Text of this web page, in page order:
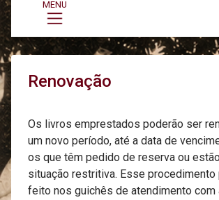
MENU
Renovação
Os livros emprestados poderão ser
um novo período, até a data de
os que têm pedido de reserva ou
situação restritiva. Esse
feito nos guichês de atendimento com